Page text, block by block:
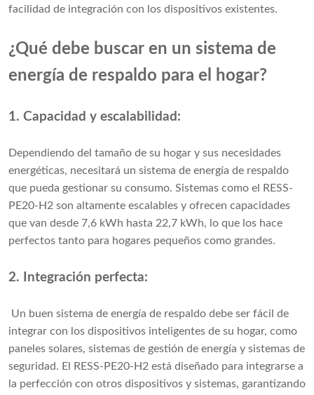
facilidad de integración con los dispositivos existentes.
¿Qué debe buscar en un sistema de
energía de respaldo para el hogar?
1. Capacidad y escalabilidad:
Dependiendo del tamaño de su hogar y sus necesidades
energéticas, necesitará un sistema de energía de respaldo
que pueda gestionar su consumo. Sistemas como el RESS-
PE20-H2 son altamente escalables y ofrecen capacidades
que van desde 7,6 kWh hasta 22,7 kWh, lo que los hace
perfectos tanto para hogares pequeños como grandes.
2. Integración perfecta:
Un buen sistema de energía de respaldo debe ser fácil de
integrar con los dispositivos inteligentes de su hogar, como
paneles solares, sistemas de gestión de energía y sistemas de
seguridad. El RESS-PE20-H2 está diseñado para integrarse a
la perfección con otros dispositivos y sistemas, garantizando